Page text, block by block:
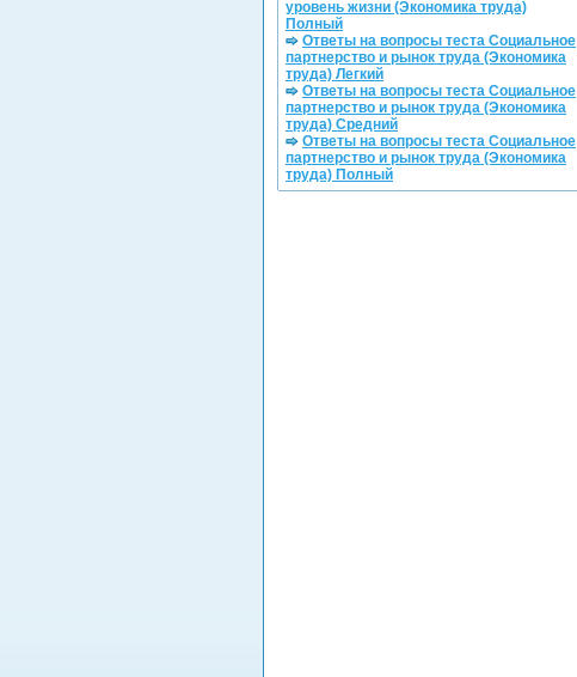
уровень жизни (Экономика труда)
Полный
Ответы на вопросы теста Социальное
партнерство и рынок труда (Экономика
труда) Легкий
Ответы на вопросы теста Социальное
партнерство и рынок труда (Экономика
труда) Средний
Ответы на вопросы теста Социальное
партнерство и рынок труда (Экономика
труда) Полный